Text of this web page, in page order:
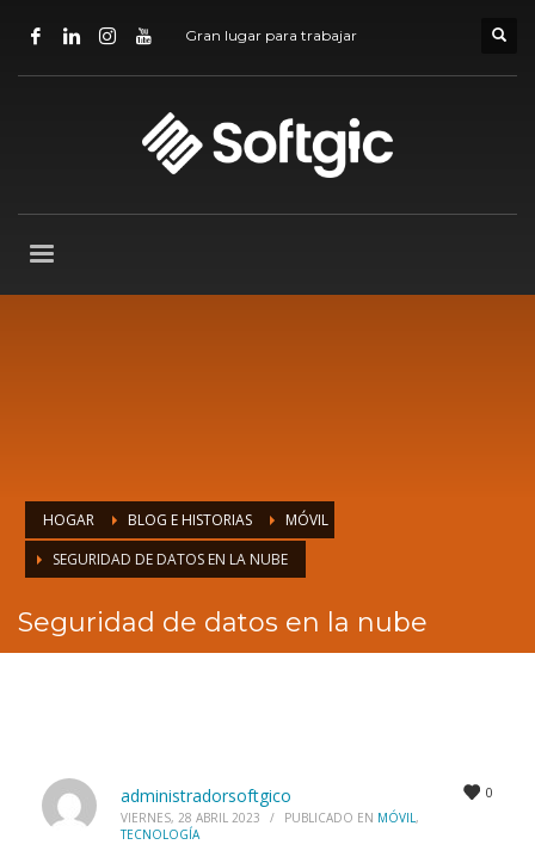
Gran lugar para trabajar
HOGAR BLOG E HISTORIAS
MÓVIL
SEGURIDAD DE DATOS EN LA NUBE
Seguridad de datos en la nube
0
administradorsoftgico
VIERNES, 28 ABRIL 2023 / PUBLICADO EN MÓVIL ,
TECNOLOGÍA